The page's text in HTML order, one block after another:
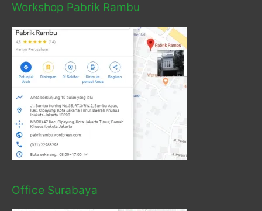
Workshop Pabrik Rambu
Office Surabaya